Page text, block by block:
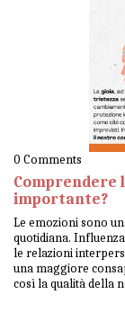
0 Comments
Comprendere
importante?
Le emozioni sono
quotidiana.
le relazioni
una maggiore
così la qualità della